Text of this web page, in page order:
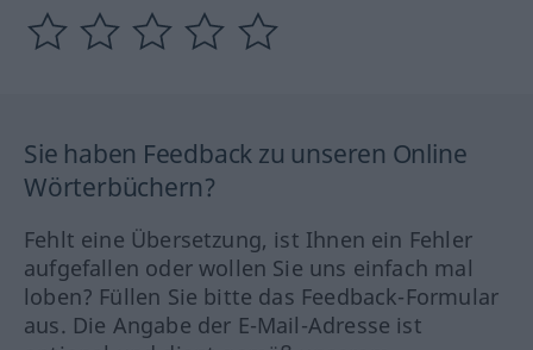
Sie haben Feedback zu unseren Online
Wörterbüchern?
Fehlt eine Übersetzung, ist Ihnen ein Fehler
aufgefallen oder wollen Sie uns einfach mal
loben? Füllen Sie bitte das Feedback-Formular
aus. Die Angabe der E-Mail-Adresse ist